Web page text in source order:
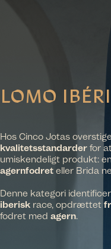
LOMO
Hos Cinco Jotas
kvalitetsstandarder for
umiskendeligt produkt: en
agernfodret eller Brida
Denne kategori
iberisk race, opdrættet
fodret med agern.